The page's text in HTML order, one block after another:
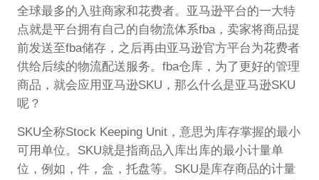
全球最多的入驻商家和花费者。亚马逊平台的一大特
点就是平台拥有自己的自物流体系fba，卖家将商品提
前发送至fba储存，之后再由亚马逊官方平台为花费者
供给后续的物流配送服务。fba仓库，为了更好的管理
商品，就会应用亚马逊SKU，那么什么是亚马逊SKU
呢？
SKU全称Stock Keeping Unit，意思为库存掌握的最小
可用单位。SKU就是指商品入库出库的最小计量单
位，例如，件，盒，托盘等。SKU是库存商品的计量